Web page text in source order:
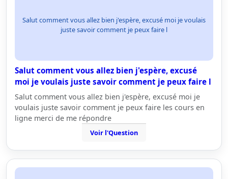
Salut comment vous allez bien j'espère, excusé moi je voulais
juste savoir comment je peux faire l
Salut comment vous allez bien j'espère, excusé
moi je voulais juste savoir comment je peux faire l
Salut comment vous allez bien j'espère, excusé moi je
voulais juste savoir comment je peux faire les cours en
ligne merci de me répondre
Voir l'Question